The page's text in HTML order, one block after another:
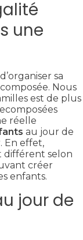
une
sa
Nous
est de plus
réelle
au jour de
En effet,
différent selon
créer
enfants.
jour de